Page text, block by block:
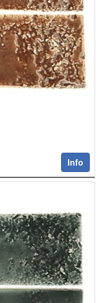
Info